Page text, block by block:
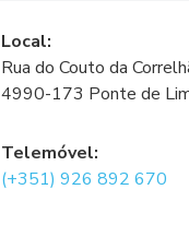
Local:
Rua do Couto da
4990-173 Ponte de
Telemóvel:
(+351) 926 892 670